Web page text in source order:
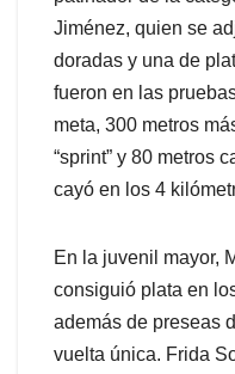
Jiménez, quien se
doradas y una de
fueron en las
meta, 300 metros
“sprint” y 80 metros
cayó en los 4
En la juvenil mayor,
consiguió plata en
además de preseas
vuelta única. Frida